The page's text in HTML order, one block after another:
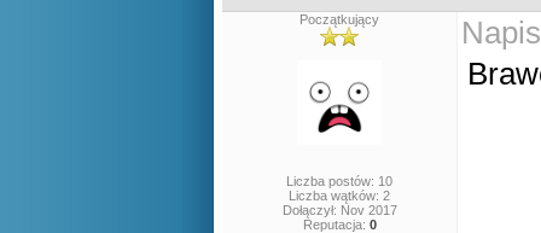
Początkujący
Liczba postów: 10
Liczba wątków: 2
Dołączył: Nov 2017
Reputacja: 0